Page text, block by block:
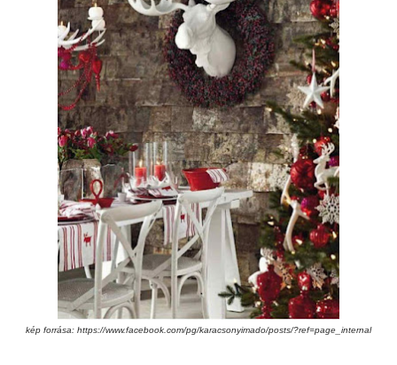
kép forrása: https://www.facebook.com/pg/karacsonyimado/posts/?ref=page_internal